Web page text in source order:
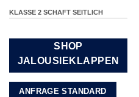
KLASSE 2 SCHAFT SEITLICH
SHOP
JALOUSIEKLAPPEN
ANFRAGE STANDARD